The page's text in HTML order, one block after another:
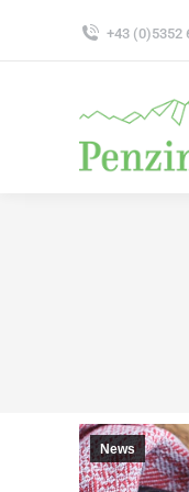
+43 (0)5352
News